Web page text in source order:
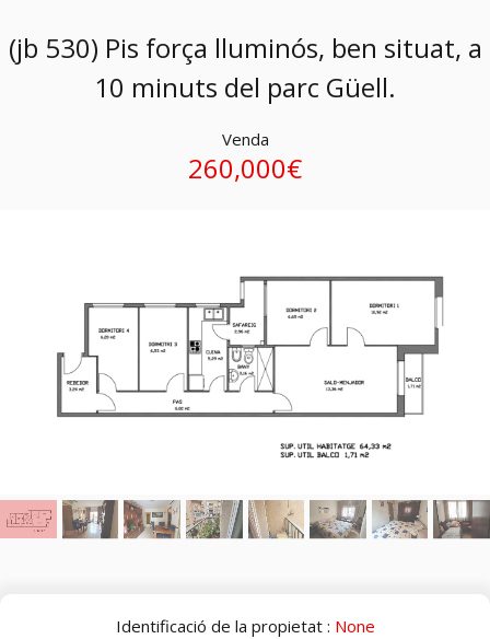
(jb 530) Pis força lluminós, ben situat, a
10 minuts del parc Güell.
Venda
260,000€
Identificació de la propietat : None